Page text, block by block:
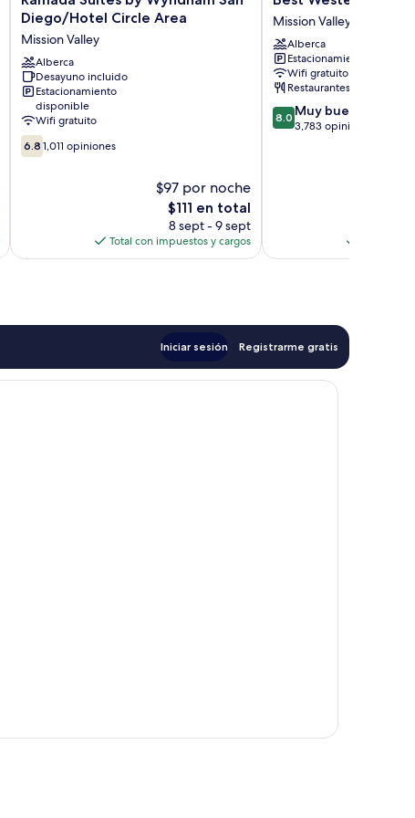
Suites
Wyndham
San
Diego/Hotel
Circle
Area
Mission
Valley
Diego/Hotel Circle Area
Mission Valley
Alberca
Desayuno incluido
Estacionamiento
disponible
Wifi gratuito
6.8
de
6.8 1,011 opiniones
$97 por noche
El
precio
actual
es
$111 en total
8 sept - 9 sept
Total con impuestos y cargos
Western
Seven
Seas
Mission
Valley
Mission Valley
Alberca
Estacionamiento gratis
Wifi gratuito
Restaurantes
8.0
de
8.0 Muy bueno
3,783 opiniones
Iniciar sesión Registrarme gratis